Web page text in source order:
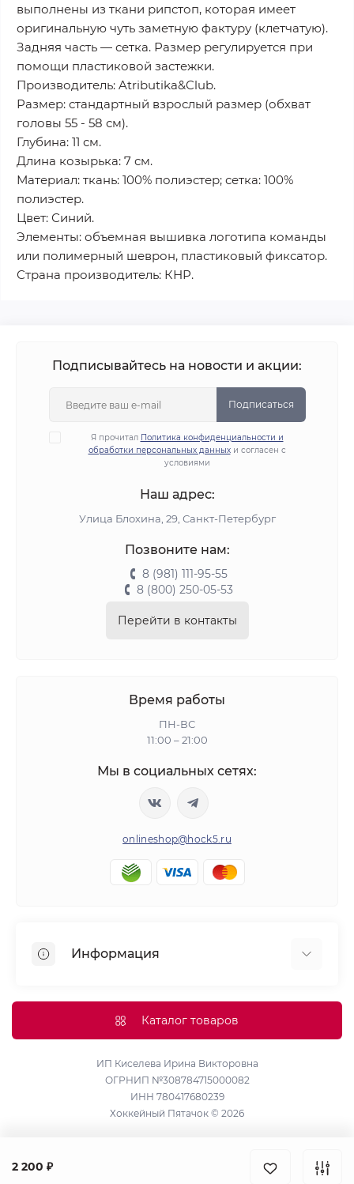
2 200 ₽
выполнены из ткани рипстоп, которая имеет
оригинальную чуть заметную фактуру (клетчатую).
Задняя часть — сетка. Размер регулируется при
помощи пластиковой застежки.
Производитель: Atributika&Club.
Размер: стандартный взрослый размер (обхват
головы 55 - 58 см).
Глубина: 11 см.
Длина козырька: 7 см.
Материал: ткань: 100% полиэстер; сетка: 100%
полиэстер.
Цвет: Синий.
Элементы: объемная вышивка логотипа команды
или полимерный шеврон, пластиковый фиксатор.
Страна производитель: КНР.
Подписывайтесь на новости и акции:
Подписаться
Я прочитал Политика конфиденциальности и
обработки персональных данныхи согласен с
условиями
Наш адрес:
Улица Блохина, 29, Санкт-Петербург
Позвоните нам:
8 (981) 111-95-55
8 (800) 250-05-53
Перейти в контакты
Время работы
ПН-ВС
11:00 – 21:00
Мы в социальных сетях:
onlineshop@hock5.ru
Информация
Доставка
Политика конфиденциальности и обработки
персональных данных
Производители
Каталог товаров
ИП Киселева Ирина Викторовна
ОГРНИП №308784715000082
ИНН 780417680239
Хоккейный Пятачок © 2026